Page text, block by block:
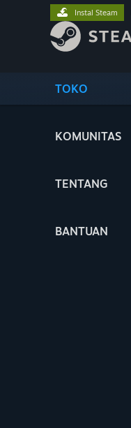
TOKO
KOMUNITAS
TENTANG
BANTUAN
Instal Steam